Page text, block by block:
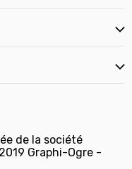
de la société
Graphi-Ogre -